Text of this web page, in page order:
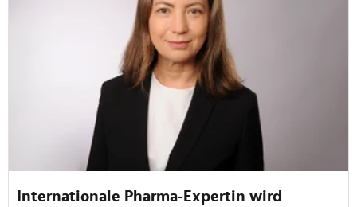
Internationale Pharma-Expertin wird